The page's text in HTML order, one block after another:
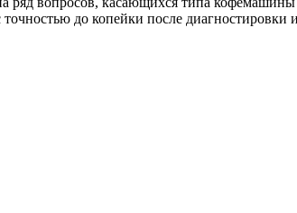
до копейки после диагностировки